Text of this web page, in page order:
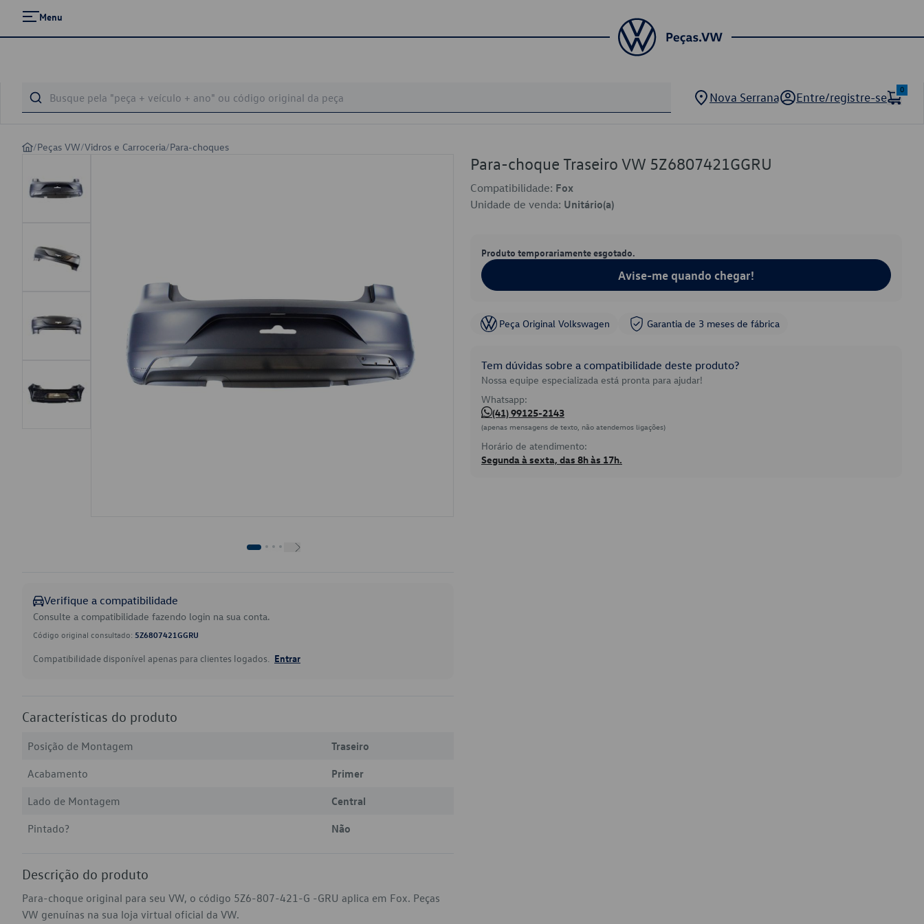
Menu
Nova Serrana Entre/registre-se
0
/Peças VW/Vidros e Carroceria/Para-choques
Verifique a compatibilidade
Consulte a compatibilidade fazendo login na sua conta.
Código original consultado: 5Z6807421GGRU
Compatibilidade disponível apenas para clientes logados. Entrar
Características do produto
Posição de Montagem
Traseiro
Acabamento
Primer
Lado de Montagem
Central
Pintado?
Não
Descrição do produto
Para-choque original para seu VW, o código 5Z6-807-421-G -GRU aplica em Fox. Peças
VW genuínas na sua loja virtual oficial da VW.
Para-choque Traseiro VW 5Z6807421GGRU
Compatibilidade: Fox
Unidade de venda: Unitário(a)
Produto temporariamente esgotado.
Avise-me quando chegar!
Peça Original Volkswagen Garantia de 3 meses de fábrica
Tem dúvidas sobre a compatibilidade deste produto?
Nossa equipe especializada está pronta para ajudar!
Whatsapp:
(41) 99125-2143
(apenas mensagens de texto, não atendemos ligações)
Horário de atendimento:
Segunda à sexta, das 8h às 17h.